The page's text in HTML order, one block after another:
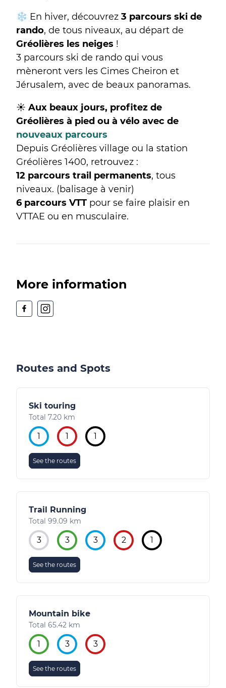
❄️ En hiver, découvrez 3 parcours ski de
rando, de tous niveaux, au départ de
Gréolières les neiges !
3 parcours ski de rando qui vous
mèneront vers les Cimes Cheiron et
Jérusalem, avec de beaux panoramas.
☀️ Aux beaux jours, profitez de
Gréolières à pied ou à vélo avec de
nouveaux parcours
Depuis Gréolières village ou la station
Gréolières 1400, retrouvez :
12 parcours trail permanents, tous
niveaux. (balisage à venir)
6 parcours VTT pour se faire plaisir en
VTTAE ou en musculaire.
More information
Routes and Spots
Ski touring
Total 7.20 km
1 1 1
See the routes
Trail Running
Total 99.09 km
3 3 3 2 1
See the routes
Mountain bike
Total 65.42 km
1 3 3
See the routes